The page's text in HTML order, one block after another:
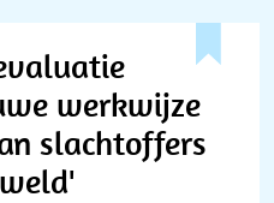
werkwijze
slachtoffers